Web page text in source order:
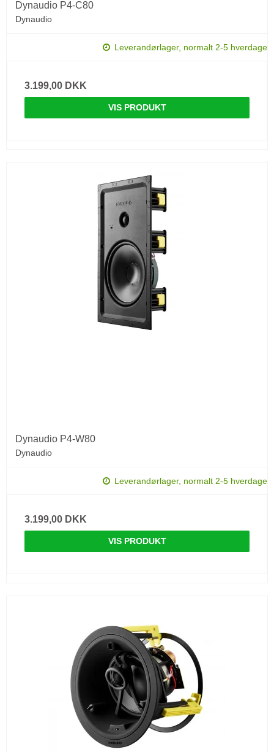
Dynaudio P4-C80
Dynaudio
Leverandørlager, normalt 2-5 hverdage
3.199,00 DKK
VIS PRODUKT
Dynaudio P4-W80
Dynaudio
Leverandørlager, normalt 2-5 hverdage
3.199,00 DKK
VIS PRODUKT